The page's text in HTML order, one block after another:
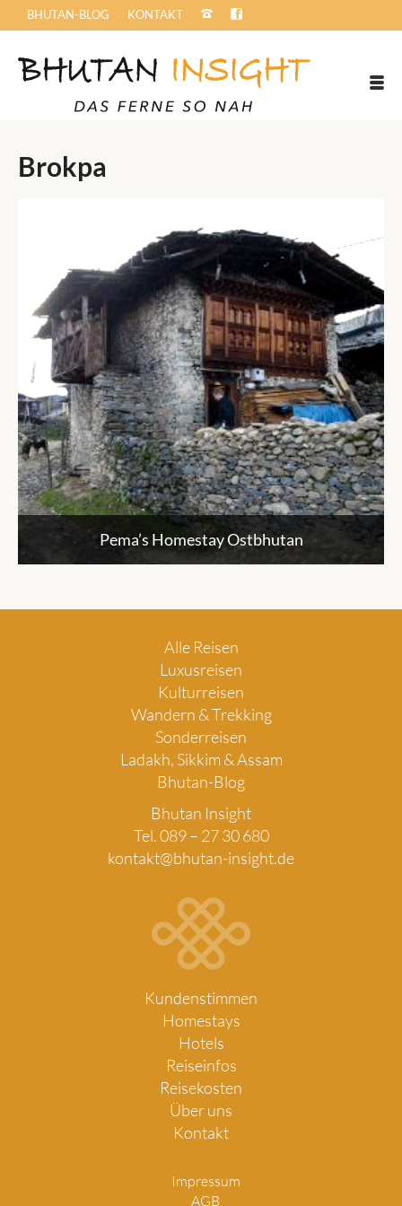
BHUTAN-BLOG KONTAKT
Brokpa
Pema’s Homestay Ostbhutan
Alle Reisen
Luxusreisen
Kulturreisen
Wandern & Trekking
Sonderreisen
Ladakh, Sikkim & Assam
Bhutan-Blog
Bhutan Insight
Tel. 089 – 27 30 680
kontakt@bhutan-insight.de
Kundenstimmen
Homestays
Hotels
Reiseinfos
Reisekosten
Über uns
Kontakt
Impressum
AGB